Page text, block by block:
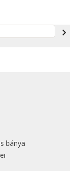
navigate_next
bánya